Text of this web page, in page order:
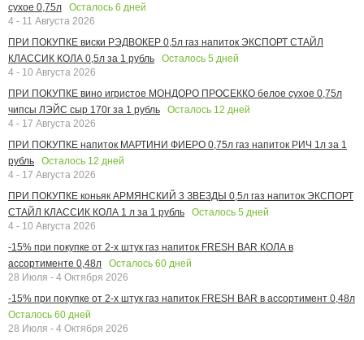
сухое 0,75л
Осталось 6 дней
4 - 11 Августа 2026
ПРИ ПОКУПКЕ виски РЭДВОКЕР 0,5л газ напиток ЭКСПОРТ СТАЙЛ
КЛАССИК КОЛА 0,5л за 1 рубль
Осталось 5 дней
4 - 10 Августа 2026
ПРИ ПОКУПКЕ вино игристое МОНДОРО ПРОСЕККО белое сухое 0,75л
чипсы ЛЭЙС сыр 170г за 1 рубль
Осталось 12 дней
4 - 17 Августа 2026
ПРИ ПОКУПКЕ напиток МАРТИНИ ФИЕРО 0,75л газ напиток РИЧ 1л за 1
рубль
Осталось 12 дней
4 - 17 Августа 2026
ПРИ ПОКУПКЕ коньяк АРМЯНСКИЙ 3 ЗВЕЗДЫ 0,5л газ напиток ЭКСПОРТ
СТАЙЛ КЛАССИК КОЛА 1 л за 1 рубль
Осталось 5 дней
4 - 10 Августа 2026
-15% при покупке от 2-х штук газ напиток FRESH BAR КОЛА в
ассортименте 0,48л
Осталось 60 дней
28 Июля - 4 Октября 2026
-15% при покупке от 2-х штук газ напиток FRESH BAR в ассортимент 0,48л
Осталось 60 дней
28 Июля - 4 Октября 2026